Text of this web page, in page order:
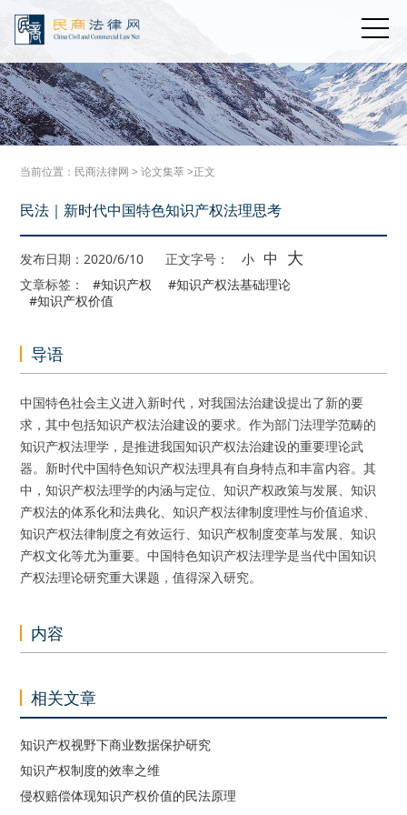
当前位置： 民商法律网 >论文集萃>正文
民法｜新时代中国特色知识产权法理思考
发布日期：2020/6/10 正文字号： 小 中 大
文章标签： #知识产权
#知识产权法基础理论
#知识产权价值
导语
中国特色社会主义进入新时代，对我国法治建设提出了新的要
求，其中包括知识产权法治建设的要求。作为部门法理学范畴的
知识产权法理学，是推进我国知识产权法治建设的重要理论武
器。新时代中国特色知识产权法理具有自身特点和丰富内容。其
中，知识产权法理学的内涵与定位、知识产权政策与发展、知识
产权法的体系化和法典化、知识产权法律制度理性与价值追求、
知识产权法律制度之有效运行、知识产权制度变革与发展、知识
产权文化等尤为重要。中国特色知识产权法理学是当代中国知识
产权法理论研究重大课题，值得深入研究。
内容
相关文章
知识产权视野下商业数据保护研究
知识产权制度的效率之维
侵权赔偿体现知识产权价值的民法原理